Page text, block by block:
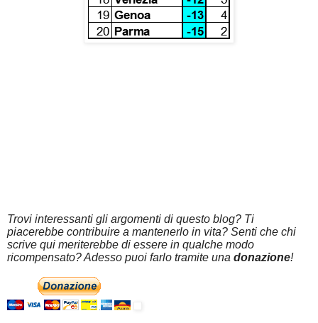
Trovi interessanti gli argomenti di questo blog? Ti
piacerebbe contribuire a mantenerlo in vita? Senti che chi
scrive qui meriterebbe di essere in qualche modo
ricompensato? Adesso puoi farlo tramite una donazione!